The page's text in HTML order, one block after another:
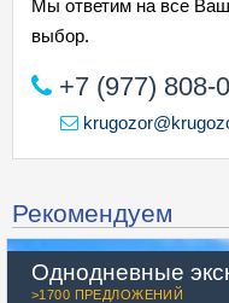
Мы ответим на все
выбор.
+7 (977) 808-
Рекомендуем
Однодневные
>1700 ПРЕДЛОЖЕНИЙ